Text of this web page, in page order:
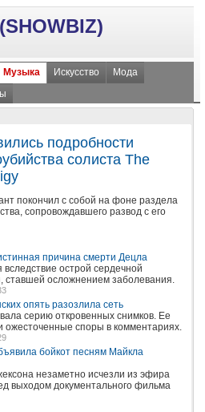
(SHOWBIZ)
Музыка Искусство
Мода
подробности
солиста The
покончил с собой на фоне раздела
сопровождавшего развод с его
причина смерти Децла
вследствие острой сердечной
ставшей осложнением заболевания.
опять разозлила сеть
серию откровенных снимков. Ее
ожесточенные споры в комментариях.
бойкот песням Майкла
незаметно исчезли из эфира
выходом документального фильма